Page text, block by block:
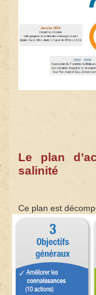
Le plan
salinité
Ce plan est